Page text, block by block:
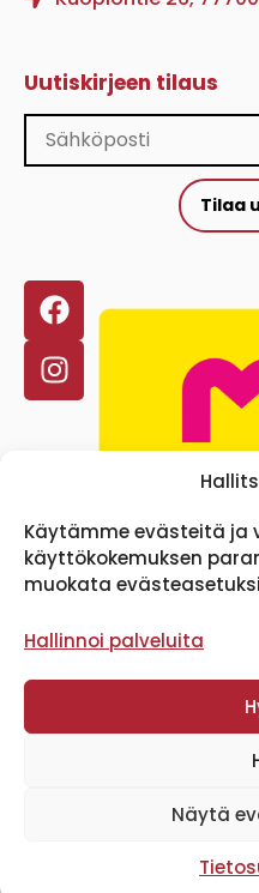
Käytämme evästeitä
käyttökokemuksen
muokata
Hallinnoi palveluita
Näytä
Uutiskirjeen tilaus
Tilaa